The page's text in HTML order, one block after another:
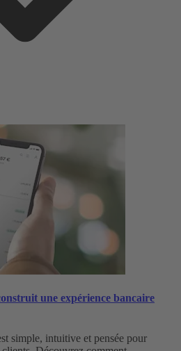
une expérience bancaire
simple, intuitive et pensée pour